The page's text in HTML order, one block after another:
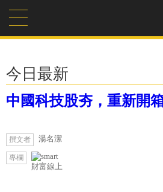
今日最新
中國科技股夯，重新開
撰文者 湯名潔
專欄
財富線上